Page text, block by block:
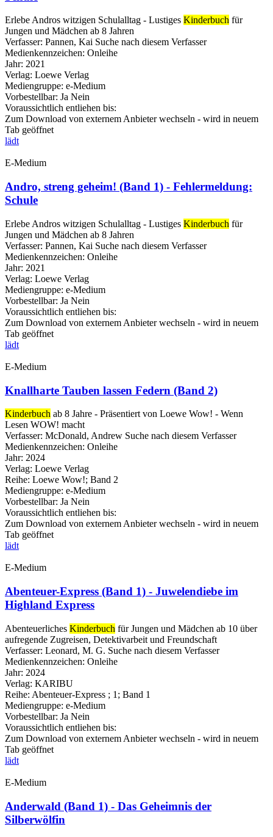
Erlebe Andros witzigen Schulalltag - Lustiges Kinderbuch für
Jungen und Mädchen ab 8 Jahren
Verfasser: Pannen, Kai Suche nach diesem Verfasser
Medienkennzeichen: Onleihe
Jahr: 2021
Verlag: Loewe Verlag
Mediengruppe: e-Medium
Vorbestellbar: Ja Nein
Voraussichtlich entliehen bis:
Zum Download von externem Anbieter wechseln - wird in neuem
Tab geöffnet
lädt
E-Medium
Andro, streng geheim! (Band 1) - Fehlermeldung:
Schule
Erlebe Andros witzigen Schulalltag - Lustiges Kinderbuch für
Jungen und Mädchen ab 8 Jahren
Verfasser: Pannen, Kai Suche nach diesem Verfasser
Medienkennzeichen: Onleihe
Jahr: 2021
Verlag: Loewe Verlag
Mediengruppe: e-Medium
Vorbestellbar: Ja Nein
Voraussichtlich entliehen bis:
Zum Download von externem Anbieter wechseln - wird in neuem
Tab geöffnet
lädt
E-Medium
Knallharte Tauben lassen Federn (Band 2)
Kinderbuch ab 8 Jahre - Präsentiert von Loewe Wow! - Wenn
Lesen WOW! macht
Verfasser: McDonald, Andrew Suche nach diesem Verfasser
Medienkennzeichen: Onleihe
Jahr: 2024
Verlag: Loewe Verlag
Reihe: Loewe Wow!; Band 2
Mediengruppe: e-Medium
Vorbestellbar: Ja Nein
Voraussichtlich entliehen bis:
Zum Download von externem Anbieter wechseln - wird in neuem
Tab geöffnet
lädt
E-Medium
Abenteuer-Express (Band 1) - Juwelendiebe im
Highland Express
Abenteuerliches Kinderbuch für Jungen und Mädchen ab 10 über
aufregende Zugreisen, Detektivarbeit und Freundschaft
Verfasser: Leonard, M. G. Suche nach diesem Verfasser
Medienkennzeichen: Onleihe
Jahr: 2024
Verlag: KARIBU
Reihe: Abenteuer-Express ; 1; Band 1
Mediengruppe: e-Medium
Vorbestellbar: Ja Nein
Voraussichtlich entliehen bis:
Zum Download von externem Anbieter wechseln - wird in neuem
Tab geöffnet
lädt
E-Medium
Anderwald (Band 1) - Das Geheimnis der
Silberwölfin